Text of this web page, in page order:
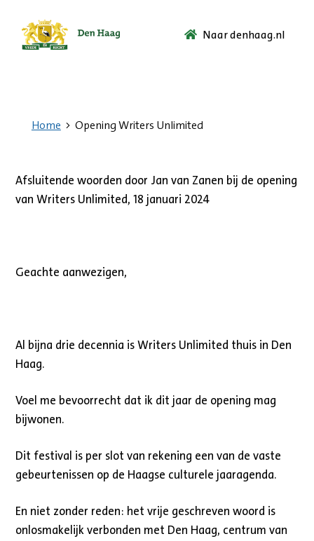
Ga
Naar denhaag.nl
Home Opening Writers Unlimited
Afsluitende woorden door Jan van Zanen bij de opening
van Writers Unlimited, 18 januari 2024
Geachte aanwezigen,
Al bijna drie decennia is Writers Unlimited thuis in Den
Haag.
Voel me bevoorrecht dat ik dit jaar de opening mag
bijwonen.
Dit festival is per slot van rekening een van de vaste
gebeurtenissen op de Haagse culturele jaaragenda.
En niet zonder reden: het vrije geschreven woord is
onlosmakelijk verbonden met Den Haag, centrum van